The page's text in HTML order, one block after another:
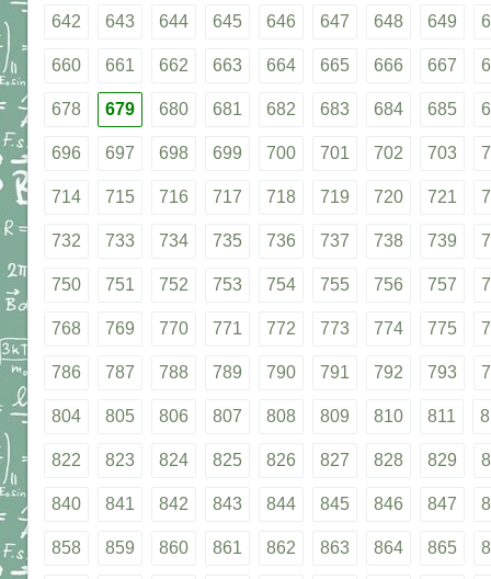
642 643 644 645 646 647 648 649
660 661 662 663 664 665 666 667
678 679 680 681 682 683 684 685
696 697 698 699 700 701 702 703
714 715 716 717 718 719 720 721
732 733 734 735 736 737 738 739
750 751 752 753 754 755 756 757
768 769 770 771 772 773 774 775
786 787 788 789 790 791 792 793
804 805 806 807 808 809 810 811
822 823 824 825 826 827 828 829
840 841 842 843 844 845 846 847
858 859 860 861 862 863 864 865